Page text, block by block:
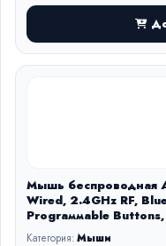
Мышь беспроводная
Wired, 2.4GHz RF,
Prograммable
Категория:Мыши